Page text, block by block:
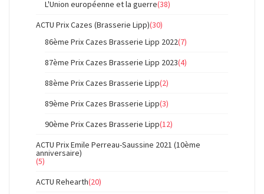
L'Union européenne et la guerre(38)
ACTU Prix Cazes (Brasserie Lipp)(30)
86ème Prix Cazes Brasserie Lipp 2022(7)
87ème Prix Cazes Brasserie Lipp 2023(4)
88ème Prix Cazes Brasserie Lipp(2)
89ème Prix Cazes Brasserie Lipp(3)
90ème Prix Cazes Brasserie Lipp(12)
ACTU Prix Emile Perreau-Saussine 2021 (10ème
anniversaire)
(5)
ACTU Rehearth(20)